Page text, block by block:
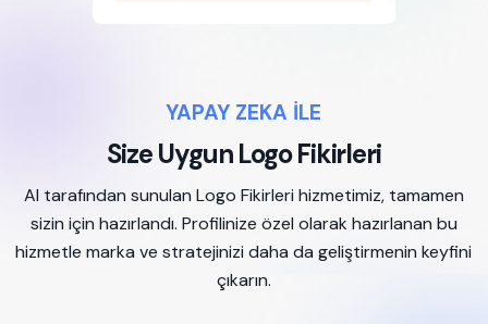
YAPAY ZEKA İLE
Size Uygun Logo Fikirleri
AI tarafından sunulan Logo Fikirleri hizmetimiz, tamamen
sizin için hazırlandı. Profilinize özel olarak hazırlanan bu
hizmetle marka ve stratejinizi daha da geliştirmenin keyfini
çıkarın.